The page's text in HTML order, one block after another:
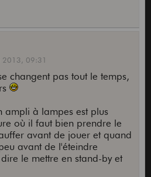
2013, 09:31
changent pas tout le temps,
ampli à lampes est plus
où il faut bien prendre le
avant de jouer et quand
avant de l'éteindre
le mettre en stand-by et